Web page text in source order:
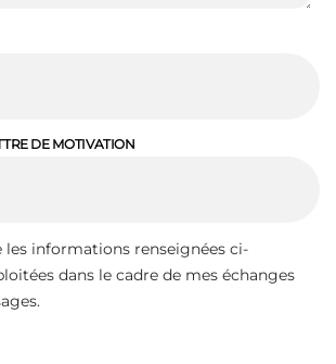
DE MOTIVATION
les informations renseignées ci-
dans le cadre de mes échanges